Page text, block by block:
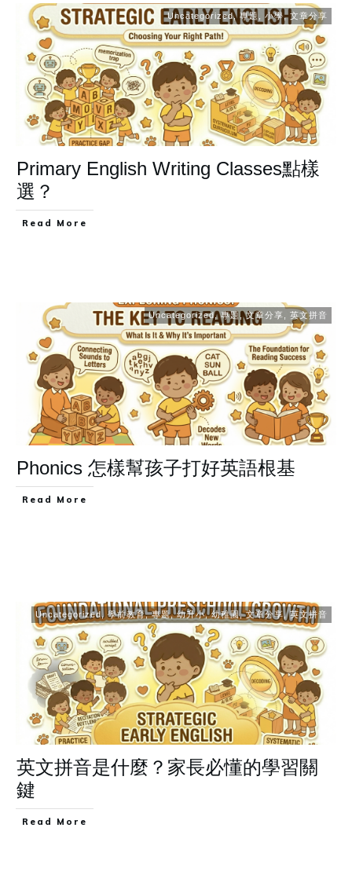
Uncategorized, 專題 小學,文章分享
Primary English Writing Classes點樣
選？
Read More
Uncategorized,專題,文章分享 英文拼音
Phonics 怎樣幫孩子打好英語根基
Read More
Uncategorized ,學前教育,專題,幼升小,幼稚園,文章分享,英文拼音
英文拼音是什麼？家長必懂的學習關
鍵
Read More